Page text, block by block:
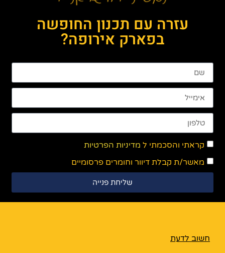
עזרה עם תכנון החופשה
בפארק אירופה?
קראתי והסכמתי ל מדיניות הפרטיות
מאשר/ת קבלת דיוור וחומרים פרסומיים
שליחת פנייה
חשוב לדעת